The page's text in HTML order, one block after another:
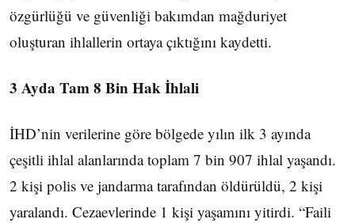
özgürlüğü ve güvenliği bakımdan mağduriyet
oluşturan ihlallerin ortaya çıktığını kaydetti.
3 Ayda Tam 8 Bin Hak İhlali
İHD’nin verilerine göre bölgede yılın ilk 3 ayında
çeşitli ihlal alanlarında toplam 7 bin 907 ihlal yaşandı.
2 kişi polis ve jandarma tarafından öldürüldü, 2 kişi
yaralandı. Cezaevlerinde 1 kişi yaşamını yitirdi. “Faili